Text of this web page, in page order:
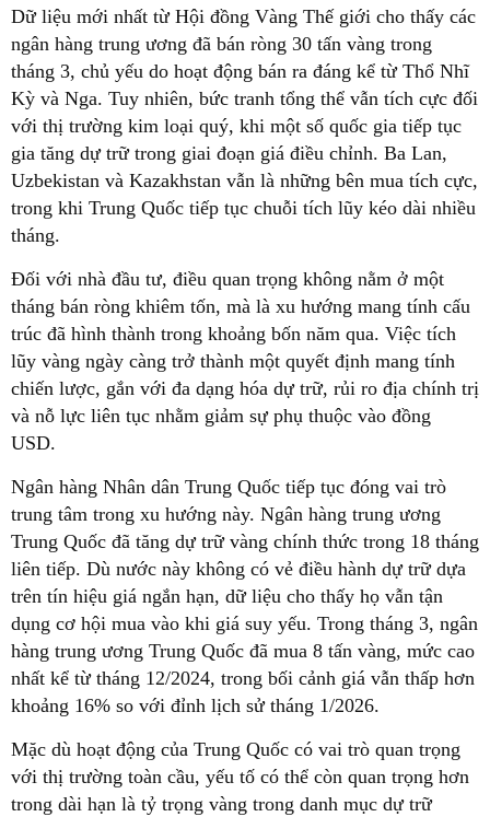
Dữ liệu mới nhất từ Hội đồng Vàng Thế giới cho thấy các
ngân hàng trung ương đã bán ròng 30 tấn vàng trong
tháng 3, chủ yếu do hoạt động bán ra đáng kể từ Thổ Nhĩ
Kỳ và Nga. Tuy nhiên, bức tranh tổng thể vẫn tích cực đối
với thị trường kim loại quý, khi một số quốc gia tiếp tục
gia tăng dự trữ trong giai đoạn giá điều chỉnh. Ba Lan,
Uzbekistan và Kazakhstan vẫn là những bên mua tích cực,
trong khi Trung Quốc tiếp tục chuỗi tích lũy kéo dài nhiều
tháng.
Đối với nhà đầu tư, điều quan trọng không nằm ở một
tháng bán ròng khiêm tốn, mà là xu hướng mang tính cấu
trúc đã hình thành trong khoảng bốn năm qua. Việc tích
lũy vàng ngày càng trở thành một quyết định mang tính
chiến lược, gắn với đa dạng hóa dự trữ, rủi ro địa chính trị
và nỗ lực liên tục nhằm giảm sự phụ thuộc vào đồng
USD.
Ngân hàng Nhân dân Trung Quốc tiếp tục đóng vai trò
trung tâm trong xu hướng này. Ngân hàng trung ương
Trung Quốc đã tăng dự trữ vàng chính thức trong 18 tháng
liên tiếp. Dù nước này không có vẻ điều hành dự trữ dựa
trên tín hiệu giá ngắn hạn, dữ liệu cho thấy họ vẫn tận
dụng cơ hội mua vào khi giá suy yếu. Trong tháng 3, ngân
hàng trung ương Trung Quốc đã mua 8 tấn vàng, mức cao
nhất kể từ tháng 12/2024, trong bối cảnh giá vẫn thấp hơn
khoảng 16% so với đỉnh lịch sử tháng 1/2026.
Mặc dù hoạt động của Trung Quốc có vai trò quan trọng
với thị trường toàn cầu, yếu tố có thể còn quan trọng hơn
trong dài hạn là tỷ trọng vàng trong danh mục dự trữ